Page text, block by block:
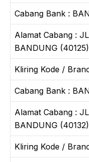
Cabang Bank :
Alamat Cabang :
BANDUNG (40125)
Kliring Kode /
Cabang Bank :
Alamat Cabang :
BANDUNG (40132)
Kliring Kode /